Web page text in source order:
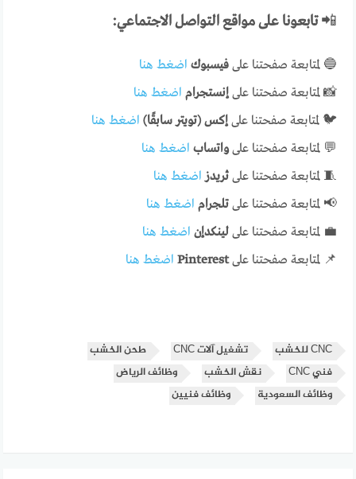
📲تابعونا على مواقع التواصل الاجتماعي:
🔵 لمتابعة صفحتنا علىفيسبوك اضغط هنا
📸 لمتابعة صفحتنا علىإنستجرام اضغط هنا
🐦 لمتابعة صفحتنا علىإكس (تويتر سابقًا) اضغط هنا
💬 لمتابعة صفحتنا علىواتساب اضغط هنا
🧵 لمتابعة صفحتنا علىثريدز اضغط هنا
📢 لمتابعة صفحتنا علىتلجرام اضغط هنا
💼 لمتابعة صفحتنا علىلينكدإن اضغط هنا
📌 لمتابعة صفحتنا علىPinterest اضغط هنا
CNC للخشب تشغيل آلات CNC
طحن الخشب
فني CNC
نقش الخشب
وظائف الرياض
وظائف السعودية
وظائف فنيين